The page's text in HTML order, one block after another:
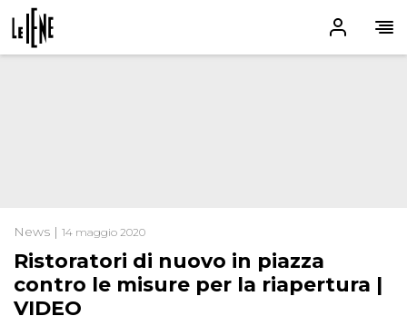
News | 14 maggio 2020
Ristoratori di nuovo in piazza
contro le misure per la riapertura |
VIDEO